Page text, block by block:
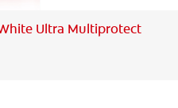
Ultra Multiprotect